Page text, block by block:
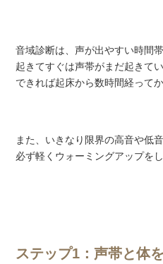
音域診断は、声が出やすい時間
起きてすぐは声帯がまだ起きて
できれば起床から数時間経って
また、いきなり限界の高音や低
必ず軽くウォーミングアップを
ステップ1：声帯と体